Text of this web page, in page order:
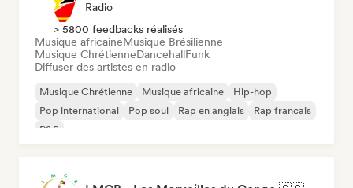
Radio
> 5800 feedbacks réalisés
Musique africaineMusique Brésilienne
Musique ChrétienneDancehallFunk
Diffuser des artistes en radio
Musique Chrétienne Musique africaine
Hip-hop
Pop international
Pop soul Rap en anglais
Rap francais
R&B